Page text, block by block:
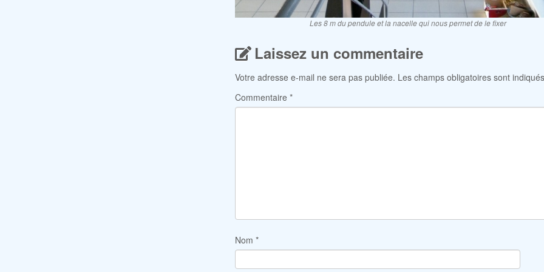
Les 8 m du pendule et la nacelle qui nous permet de le fixer
Laissez un commentaire
Votre adresse e-mail ne sera pas publiée. Les champs obligatoires sont
Commentaire *
Nom *